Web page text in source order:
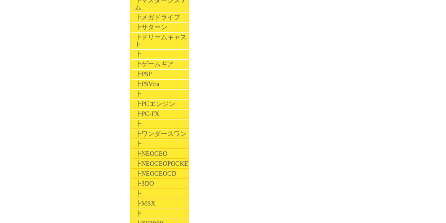
ム
┣メガドライブ
┣サターン
┣ドリームキャス
ト
┣
┣ゲームギア
┣PSP
┣PSVita
┣
┣PCエンジン
┣PC-FX
┣
┣ワンダースワン
┣
┣NEOGEO
┣NEOGEOPOCKET
┣NEOGEOCD
┣3DO
┣
┣MSX
┣